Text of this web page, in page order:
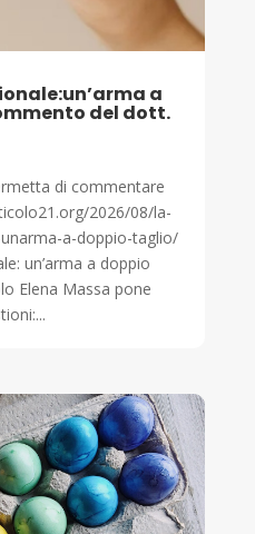
a
del dott.
di commentare
2026/08/la-
a-doppio-taglio/
un’arma a doppio
Elena Massa pone